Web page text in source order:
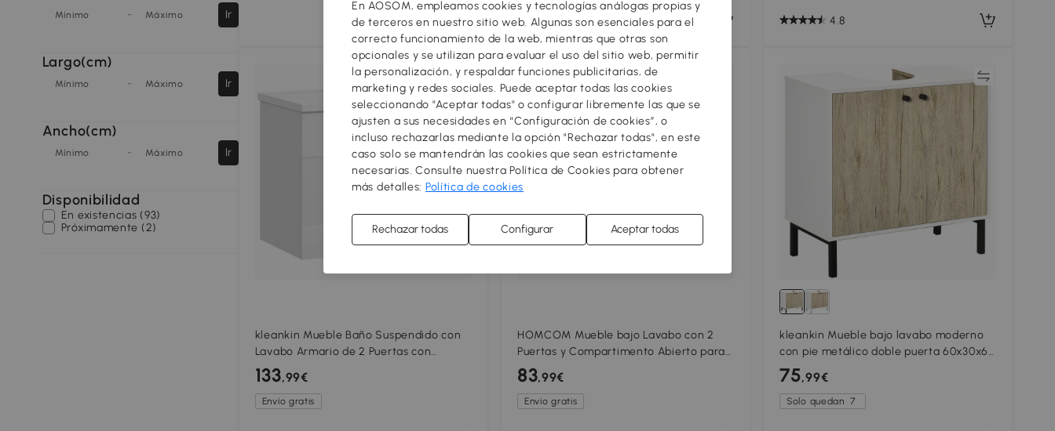
Mínimo - Máximo Ir
Largo(cm)
Mínimo - Máximo Ir
Ancho(cm)
Mínimo - Máximo Ir
Disponibilidad
En existencias (93)
Próximamente (2)
4.5 4.8
Comparar
kleankin Mueble Baño Suspendido con
Lavabo Armario de 2 Puertas con
Bisagras Amortiguadas 61x40x50 cm
Blanco Brillante
133,99€
Envío gratis
Comparar
HOMCOM Mueble bajo Lavabo con 2
Puertas y Compartimento Abierto para
Lavabo con o sin Pedestal 80x40x60 cm
Crema y Nogal
83,99€
Envío gratis
kleankin Mueble bajo lavabo moderno
con pie metálico doble puerta 60x30x60
cm - Blanco y madera
75,99€
Solo quedan 7
En AOSOM, empleamos cookies y tecnologías análogas propias y
de terceros en nuestro sitio web. Algunas son esenciales para el
correcto funcionamiento de la web, mientras que otras son
opcionales y se utilizan para evaluar el uso del sitio web, permitir
la personalización, y respaldar funciones publicitarias, de
marketing y redes sociales. Puede aceptar todas las cookies
seleccionando "Aceptar todas" o configurar libremente las que se
ajusten a sus necesidades en “Configuración de cookies”, o
incluso rechazarlas mediante la opción "Rechazar todas", en este
caso solo se mantendrán las cookies que sean estrictamente
necesarias. Consulte nuestra Política de Cookies para obtener
más detalles: Política de cookies
Rechazar todas Configurar Aceptar todas